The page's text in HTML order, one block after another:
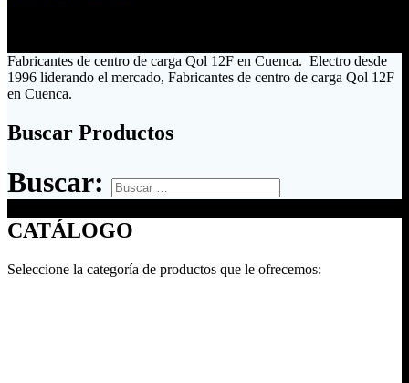
Fabricantes de centro de carga Qol 12F en Cuenca. Electro desde
1996 liderando el mercado, Fabricantes de centro de carga Qol 12F
en Cuenca.
Buscar Productos
Buscar:
CATÁLOGO
Seleccione la categoría de productos que le ofrecemos: